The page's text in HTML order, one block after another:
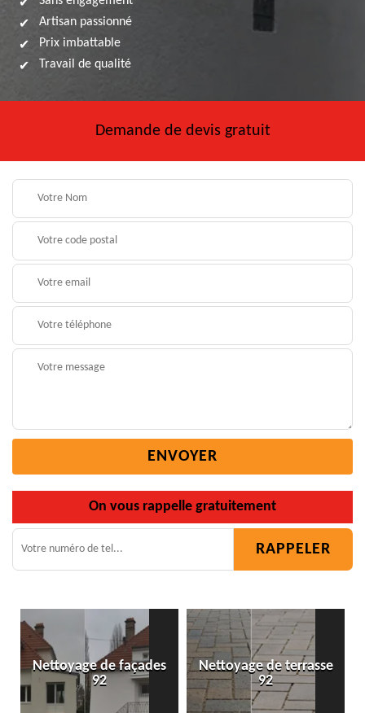
Artisan passionné
Prix imbattable
Travail de qualité
Demande de devis gratuit
On vous rappelle gratuitement
Nettoyage de façades
92
Nettoyage de terrasse
92